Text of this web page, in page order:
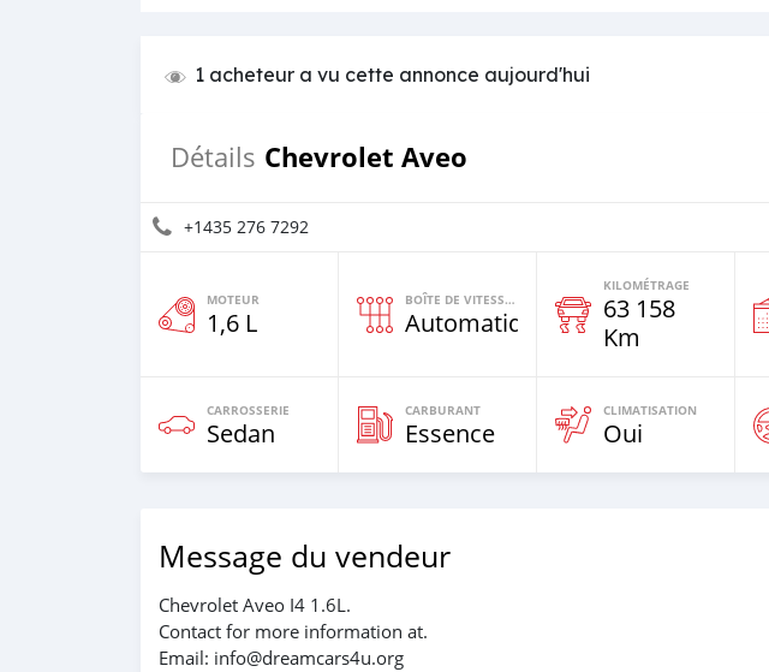
1 acheteur a vu cette annonce aujourd'hui
Détails Chevrolet Aveo
+1435 276 7292
MOTEUR
1,6 L
BOÎTE DE VITESSES
Automatique
KILOMÉTRAGE
63 158
Km
CARROSSERIE
Sedan
CARBURANT
Essence
CLIMATISATION
Oui
Message du vendeur
Chevrolet Aveo I4 1.6L.
Contact for more information at.
Email: info@dreamcars4u.org